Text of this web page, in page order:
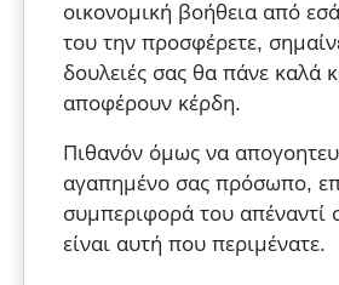
οικονομική βοήθεια από
του την προσφέρετε,
δουλειές σας θα πάνε καλά
αποφέρουν κέρδη.
Πιθανόν όμως να
αγαπημένο σας πρόσωπο,
συμπεριφορά του απέναντί
είναι αυτή που περιμένατε.